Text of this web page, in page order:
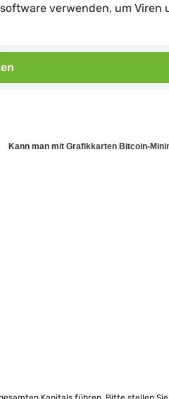
verwenden, um Viren
Kann man mit Grafikkarten Bitcoin-